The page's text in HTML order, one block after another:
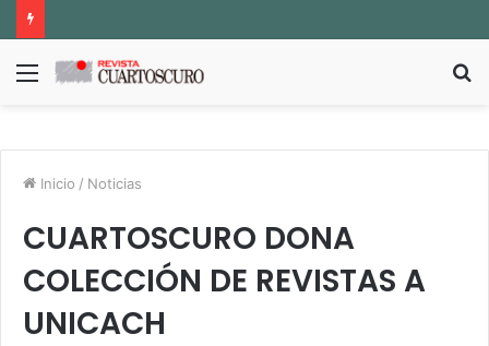
Menú
Inicio / Noticias
CUARTOSCURO DONA
COLECCIÓN DE REVISTAS A
UNICACH